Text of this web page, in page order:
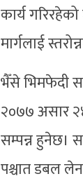
कार्य
मार्गलाई
भैँसे भिमफेदी
२०७७ असार
सम्पन्न हुनेछ।
पश्चात डबल